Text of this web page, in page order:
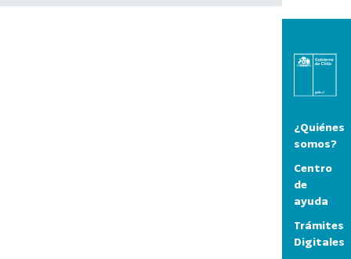
¿Quiénes
somos?
Centro
de
ayuda
Trámites
Digitales